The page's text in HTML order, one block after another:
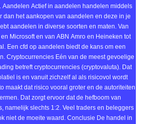
aandelen in diverse soorten en maten. Van
Microsoft en van ABN Amro en Heineken tot
Een cfd op aandelen biedt de kans om een
betreft cryptocurrencies (cryptovaluta). Dat
is en vanuit zichzelf al als risicovol wordt
maakt dat risico vooral groter en de autoriteiten
Dat zorgt ervoor dat de hefboom van
namelijk slechts 1:2. Veel traders en beleggers
waard. Conclusie De handel in